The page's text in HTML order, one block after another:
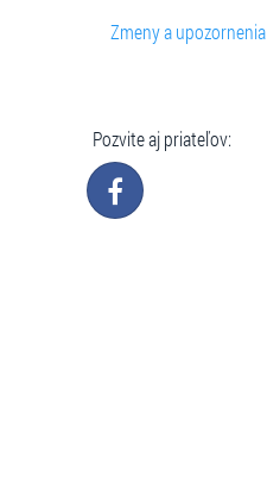
Zmeny a upozornenia
Pozvite aj priateľov: